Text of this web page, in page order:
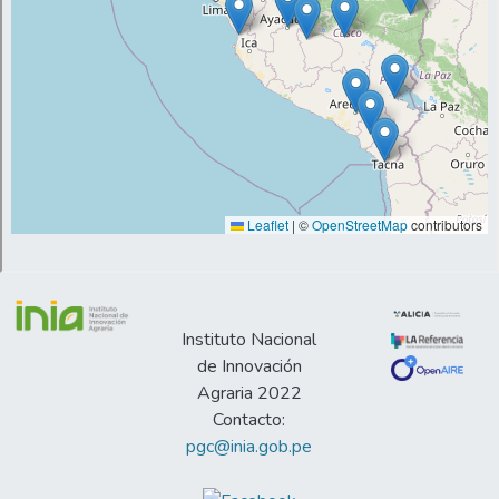
regiones de altura como en el sur del Perú.
Instituto Nacional
de Innovación
Agraria 2022
Contacto:
pgc@inia.gob.pe